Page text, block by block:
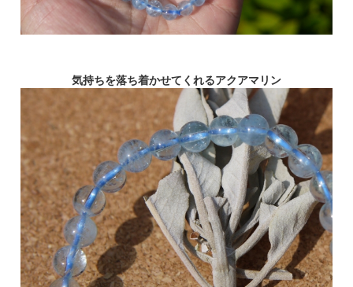
気持ちを落ち着かせてくれるアクアマリン